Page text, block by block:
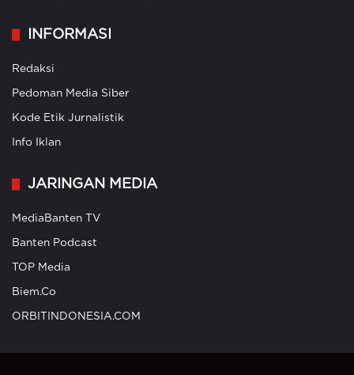
INFORMASI
Redaksi
Pedoman Media Siber
Kode Etik Jurnalistik
Info Iklan
JARINGAN MEDIA
MediaBanten TV
Banten Podcast
TOP Media
Biem.Co
ORBITINDONESIA.COM